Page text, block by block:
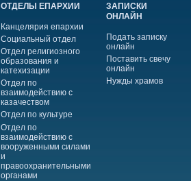
ОТДЕЛЫ ЕПАРХИИ
Канцелярия епархии
Социальный отдел
Отдел религиозного
образования и
катехизации
Отдел по
взаимодействию с
казачеством
Отдел по культуре
Отдел по
взаимодействию с
вооруженными силами
и
правоохранительными
органами
ЗАПИСКИ
ОНЛАЙН
Подать записку
онлайн
Поставить свечу
онлайн
Нужды храмов